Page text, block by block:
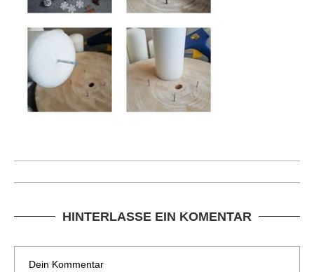
HINTERLASSE EIN KOMENTAR